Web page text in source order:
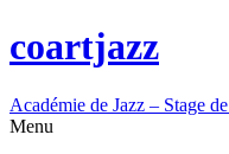
coartjazz
Académie de Jazz – Stage
Menu